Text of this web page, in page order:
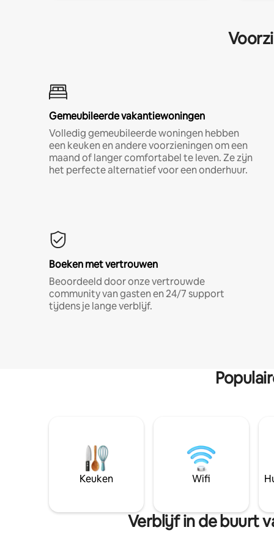
Gemeubileerde vakantiewoningen
Volledig gemeubileerde woningen hebben
een keuken en andere voorzieningen om een
maand of langer comfortabel te leven. Ze zijn
het perfecte alternatief voor een onderhuur.
Boeken met vertrouwen
Beoordeeld door onze vertrouwde
community van gasten en 24/7 support
tijdens je lange verblijf.
Keuken Wifi
Verblijf in de buurt